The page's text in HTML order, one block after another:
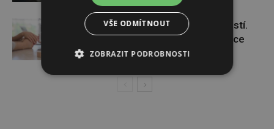
Těhotenství není samozřejmostí.
Pomáhá asistovaná reprodukce
VŠE ODMÍTNOUT
ZOBRAZIT PODROBNOSTI